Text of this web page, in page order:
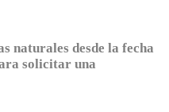
naturales desde la fecha
solicitar una